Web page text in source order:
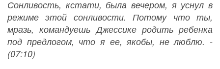
Сонливость, кстати, была вечером, я уснул в
режиме этой сонливости. Потому что ты,
мразь, командуешь Джессике родить ребенка
под предлогом, что я ее, якобы, не люблю. -
(07:10)